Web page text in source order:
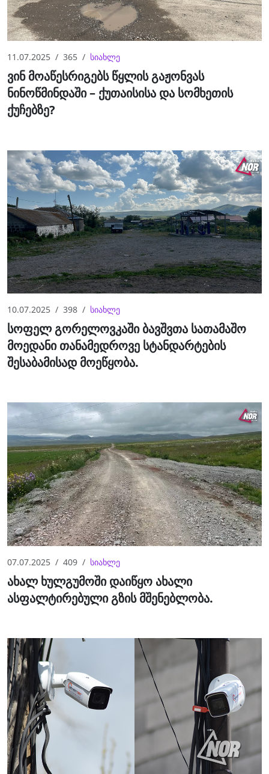
11.07.2025 365 სიახლე
ვინ მოაწესრიგებს წყლის გაჟონვას
ნინოწმინდაში – ქუთაისისა და სომხეთის
ქუჩებზე?
10.07.2025 398 სიახლე
სოფელ გორელოვკაში ბავშვთა სათამაშო
მოედანი თანამედროვე სტანდარტების
შესაბამისად მოეწყობა.
07.07.2025 409 სიახლე
ახალ ხულგუმოში დაიწყო ახალი
ასფალტირებული გზის მშენებლობა.